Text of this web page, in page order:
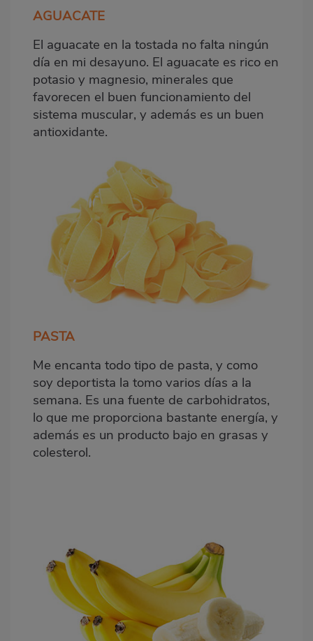
AGUACATE
El aguacate en la tostada no falta ningún
día en mi desayuno. El aguacate es rico en
potasio y magnesio, minerales que
favorecen el buen funcionamiento del
sistema muscular, y además es un buen
antioxidante.
PASTA
Me encanta todo tipo de pasta, y como
soy deportista la tomo varios días a la
semana. Es una fuente de carbohidratos,
lo que me proporciona bastante energía, y
además es un producto bajo en grasas y
colesterol.